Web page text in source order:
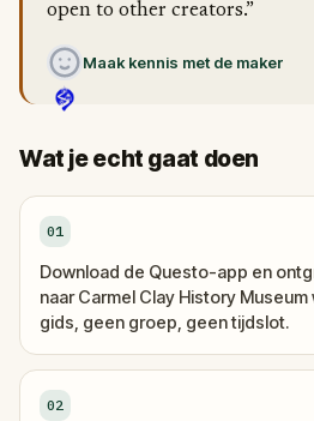
open to other creators.”
Maak kennis met de maker
Wat je echt gaat doen
01
Download de Questo-app en
naar Carmel Clay History Museum
gids, geen groep, geen tijdslot.
02